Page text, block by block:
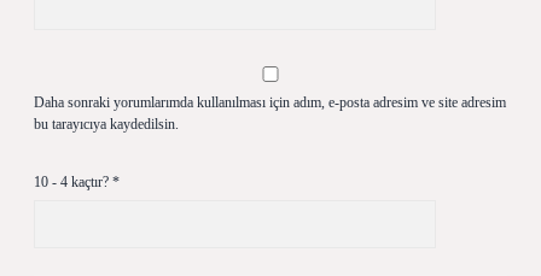
Daha sonraki yorumlarımda kullanılması için adım, e-posta adresim ve site adresim
bu tarayıcıya kaydedilsin.
10 - 4 kaçtır? *